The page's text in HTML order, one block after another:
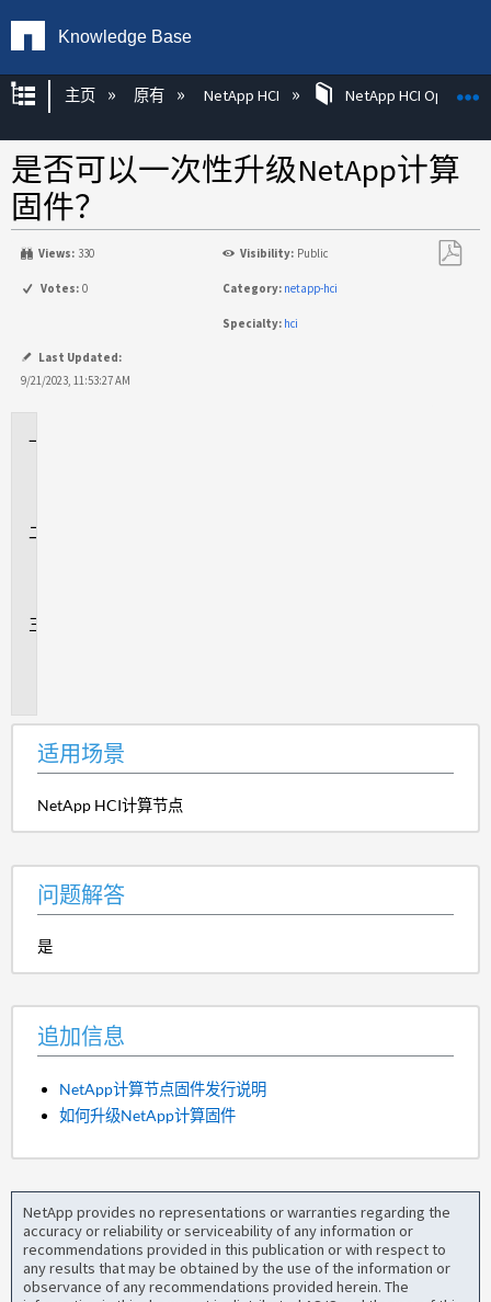
Knowledge Base
扩展/隐缩全局层次
主页 原有 NetApp HCI NetApp HCI
是否可以一次性升级NetApp计算
固件？
Views: 330 Visibility: Public
Votes: 0 Category: netapp-hci
Specialty: hci
Last Updated:
9/21/2023, 11:53:27 AM
适用场景
NetApp HCI计算节点
问题解答
是
追加信息
NetApp计算节点固件发行说明
如何升级NetApp计算固件
NetApp provides no representations or warranties regarding the
accuracy or reliability or serviceability of any information or
recommendations provided in this publication or with respect to
any results that may be obtained by the use of the information or
observance of any recommendations provided herein. The